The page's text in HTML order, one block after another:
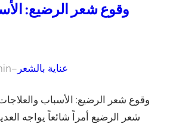
وقوع شعر الرضيع:
– عناية بالشعر
وقوع شعر الرضيع: الأسباب
شعر الرضيع أمراً شائعاً يواجه